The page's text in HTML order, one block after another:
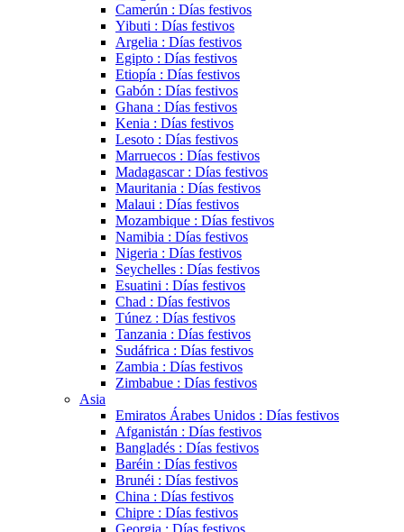
Camerún : Días festivos
Yibuti : Días festivos
Argelia : Días festivos
Egipto : Días festivos
Etiopía : Días festivos
Gabón : Días festivos
Ghana : Días festivos
Kenia : Días festivos
Lesoto : Días festivos
Marruecos : Días festivos
Madagascar : Días festivos
Mauritania : Días festivos
Malaui : Días festivos
Mozambique : Días festivos
Namibia : Días festivos
Nigeria : Días festivos
Seychelles : Días festivos
Esuatini : Días festivos
Chad : Días festivos
Túnez : Días festivos
Tanzania : Días festivos
Sudáfrica : Días festivos
Zambia : Días festivos
Zimbabue : Días festivos
Asia
Emiratos Árabes Unidos : Días festivos
Afganistán : Días festivos
Bangladés : Días festivos
Baréin : Días festivos
Brunéi : Días festivos
China : Días festivos
Chipre : Días festivos
Georgia : Días festivos